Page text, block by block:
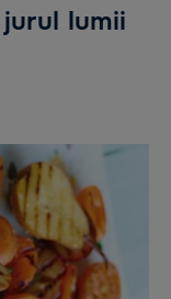
lumii